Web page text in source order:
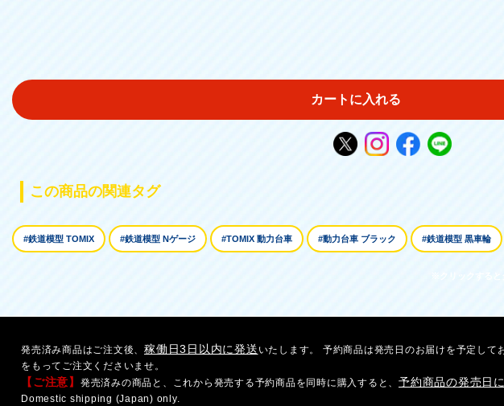
カートに入れる
この商品の関連タグ
#鉄道模型 TOMIX #鉄道模型 Nゲージ #TOMIX 動力台車 #動力台車 ブラック #鉄道模型 黒車輪
発売済み商品はご注文後、 稼働日3日以内に発送 いたします。 予約商品は発売日のお届けを予定し
をもってご注文くださいませ。
【ご注意】 発売済みの商品と、これから発売する予約商品を同時に購入すると、 予約商品の発売日
Domestic shipping (Japan) only.